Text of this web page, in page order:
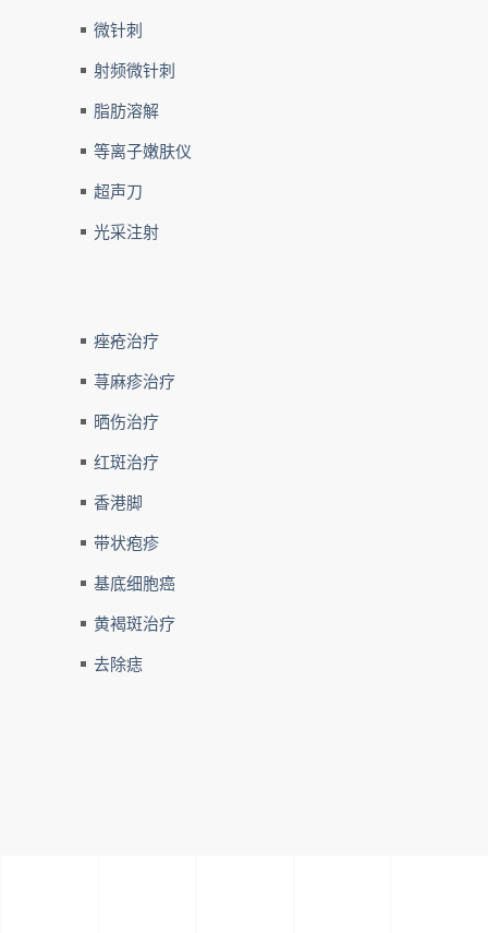
微针刺
射频微针刺
脂肪溶解
等离子嫩肤仪
超声刀
光采注射
痤疮治疗
荨麻疹治疗
晒伤治疗
红斑治疗
香港脚
带状疱疹
基底细胞癌
黄褐斑治疗
去除痣